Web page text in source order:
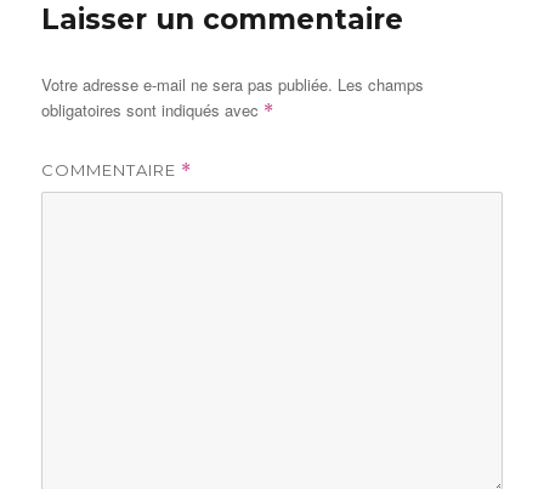
Laisser un commentaire
Votre adresse e-mail ne sera pas publiée. Les champs
obligatoires sont indiqués avec *
COMMENTAIRE *